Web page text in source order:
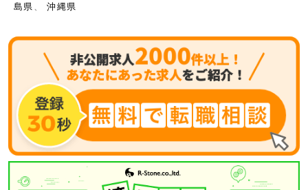
島県
、沖縄県